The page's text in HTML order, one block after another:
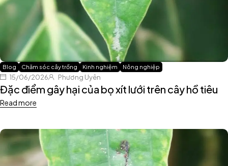
Blog Chăm sóc cây trồng Kinh nghiệm Nông nghiệp
15/06/2026 Phương Uyên
Đặc điểm gây hại của bọ xít lưới trên cây hồ tiêu
Read more